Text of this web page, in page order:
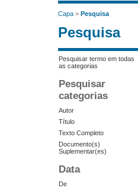
Capa > Pesquisa
Pesquisa
Pesquisar termo em todas
as categorias
Pesquisar
categorias
Autor
Título
Texto Completo
Documento(s)
Suplementar(es)
Data
De